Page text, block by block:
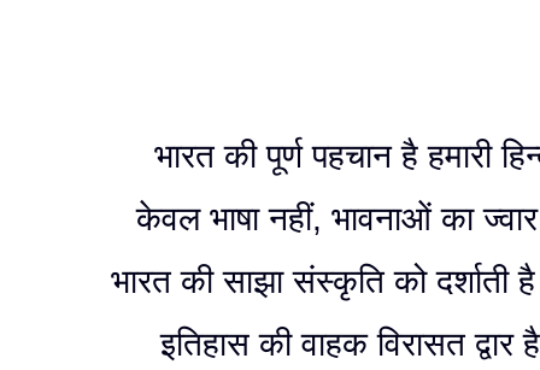
भारत की पूर्ण पहचान है हमारी
केवल भाषा नहीं, भावनाओं का
भारत की साझा संस्कृति को दर्शाती है
इतिहास की वाहक विरासत द्वार